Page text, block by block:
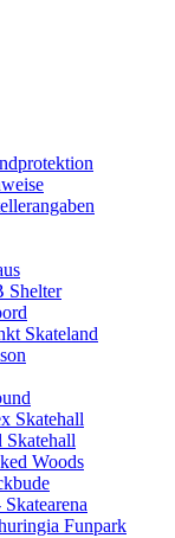
Shelter
Skateland
Skatehall
Skatehall
Woods
Funpark